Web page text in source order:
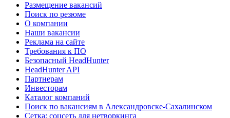
Размещение вакансий
Поиск по резюме
О компании
Наши вакансии
Реклама на сайте
Требования к ПО
Безопасный HeadHunter
HeadHunter API
Партнерам
Инвесторам
Каталог компаний
Поиск по вакансиям в Александровске-Сахалинском
Сетка: соцсеть для нетворкинга